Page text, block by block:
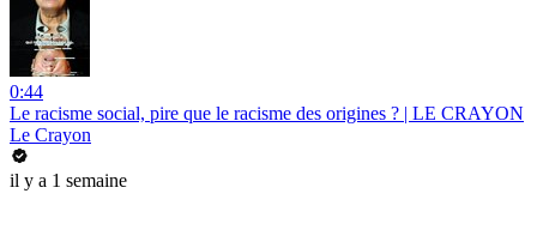
0:44
Le racisme social, pire que le racisme des origines ? | LE CRAYON
Le Crayon
il y a 1 semaine